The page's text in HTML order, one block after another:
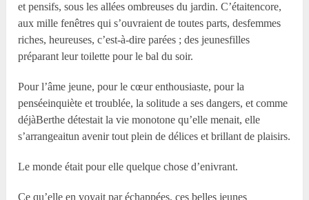
et pensifs, sous les allées ombreuses du jardin. C’étaitencore,
aux mille fenêtres qui s’ouvraient de toutes parts, desfemmes
riches, heureuses, c’est-à-dire parées ; des jeunesfilles
préparant leur toilette pour le bal du soir.
Pour l’âme jeune, pour le cœur enthousiaste, pour la
penséeinquiète et troublée, la solitude a ses dangers, et comme
déjàBerthe détestait la vie monotone qu’elle menait, elle
s’arrangeaitun avenir tout plein de délices et brillant de plaisirs.
Le monde était pour elle quelque chose d’enivrant.
Ce qu’elle en voyait par échappées, ces belles jeunes